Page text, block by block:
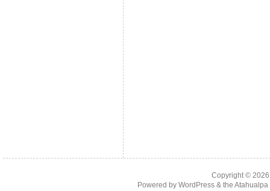
Copyright ©
Powered by WordPress& the Atahualpa